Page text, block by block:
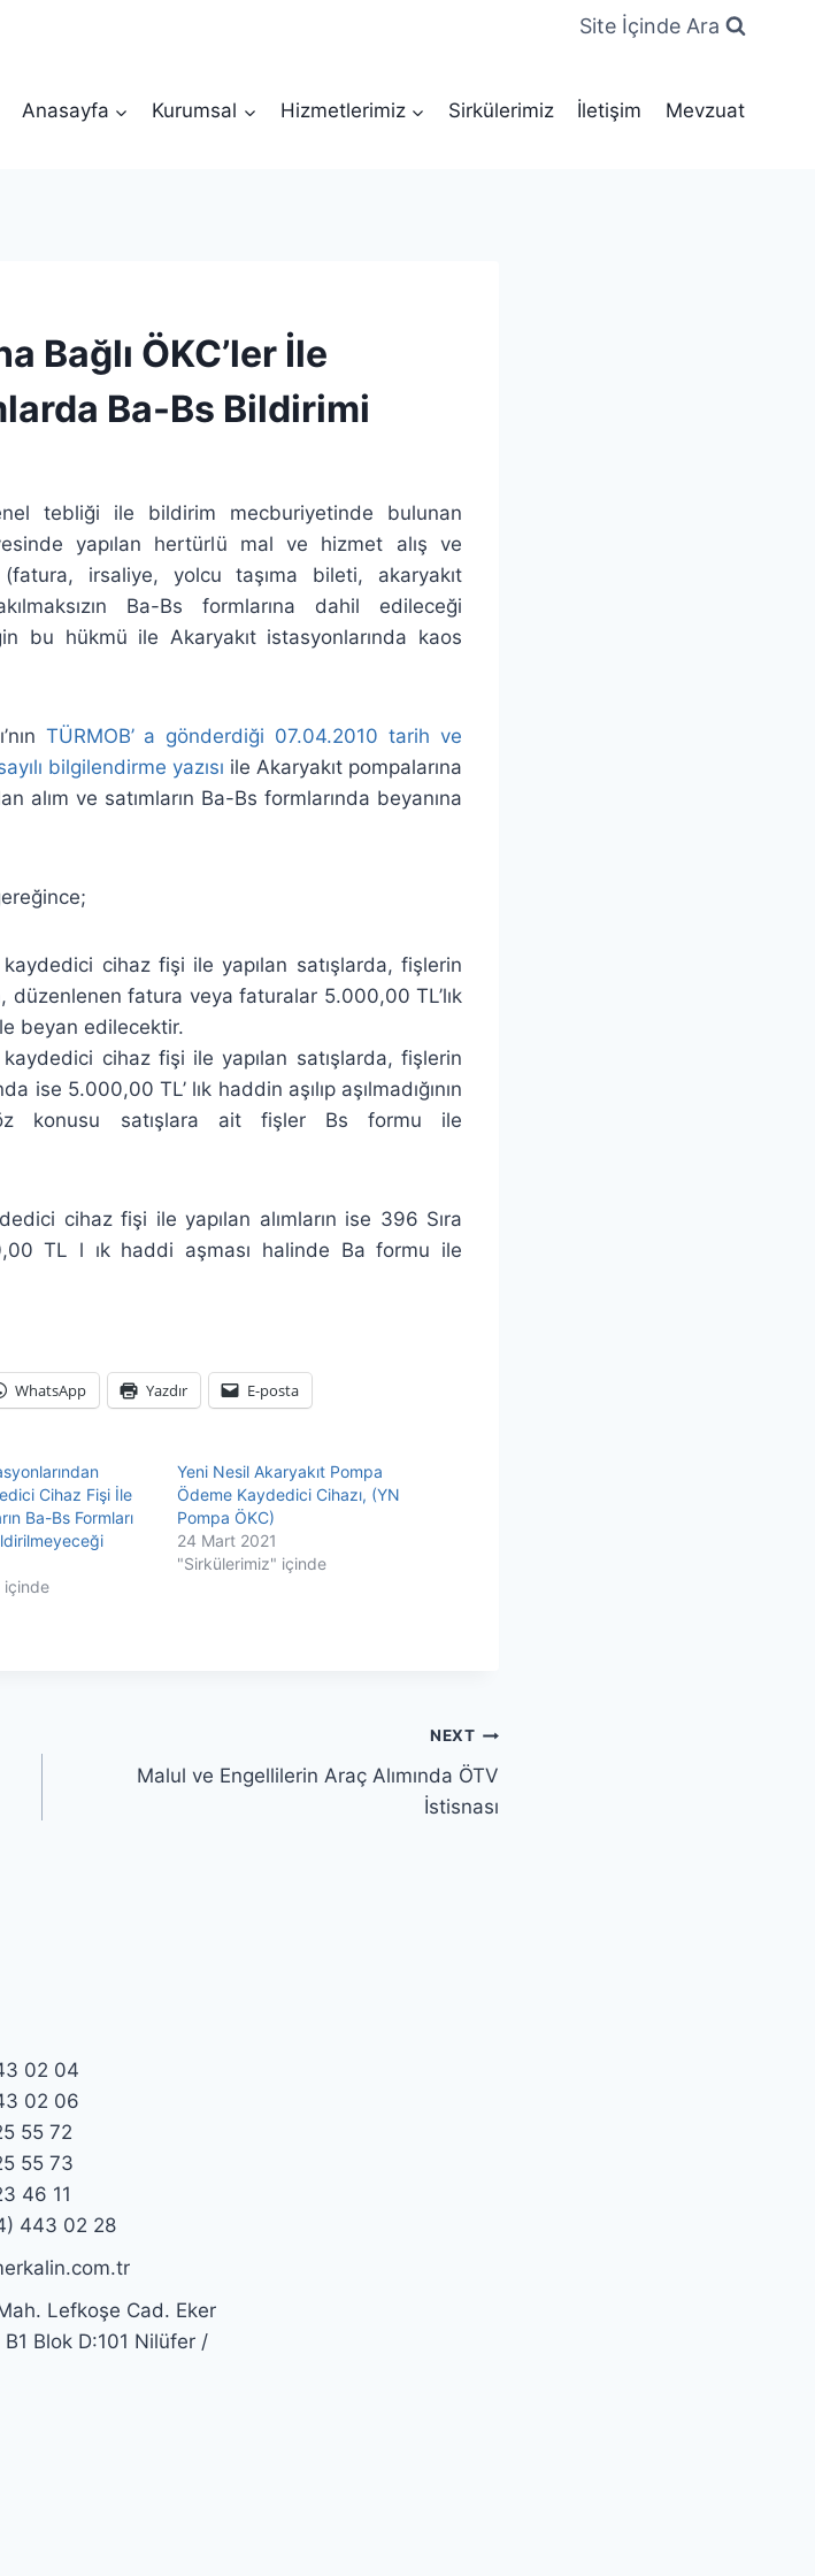
Site İçinde Ara
Anasayfa Kurumsal Hizmetlerimiz Sirkülerimiz İletişim Mevzuat
Bağlı ÖKC’ler İle
Ba-Bs Bildirimi
tebliği ile bildirim mecburiyetinde bulunan
yapılan hertürlü mal ve hizmet alış ve
irsaliye, yolcu taşıma bileti, akaryakıt
Ba-Bs formlarına dahil edileceği
bu hükmü ile Akaryakıt istasyonlarında kaos
TÜRMOB’ a gönderdiği 07.04.2010 tarih ve
bilgilendirme yazısı ile Akaryakıt pompalarına
alım ve satımların Ba-Bs formlarında beyanına
kaydedici cihaz fişi ile yapılan satışlarda, fişlerin
fatura veya faturalar 5.000,00 TL’lık
beyan edilecektir.
kaydedici cihaz fişi ile yapılan satışlarda, fişlerin
5.000,00 TL’ lık haddin aşılıp aşılmadığının
konusu satışlara ait fişler Bs formu ile
cihaz fişi ile yapılan alımların ise 396 Sıra
TL l ık haddi aşması halinde Ba formu ile
WhatsApp Yazdır E-posta
Cihaz Fişi İle
Ba-Bs Formları
içinde
Yeni Nesil Akaryakıt Pompa
Ödeme Kaydedici Cihazı, (YN
Pompa ÖKC)
24 Mart 2021
"Sirkülerimiz" içinde
NEXT
Malul ve Engellilerin Araç Alımında ÖTV
İstisnası
02 04
02 06
55 72
55 73
46 11
443 02 28
Lefkoşe Cad. Eker
Blok D:101 Nilüfer /